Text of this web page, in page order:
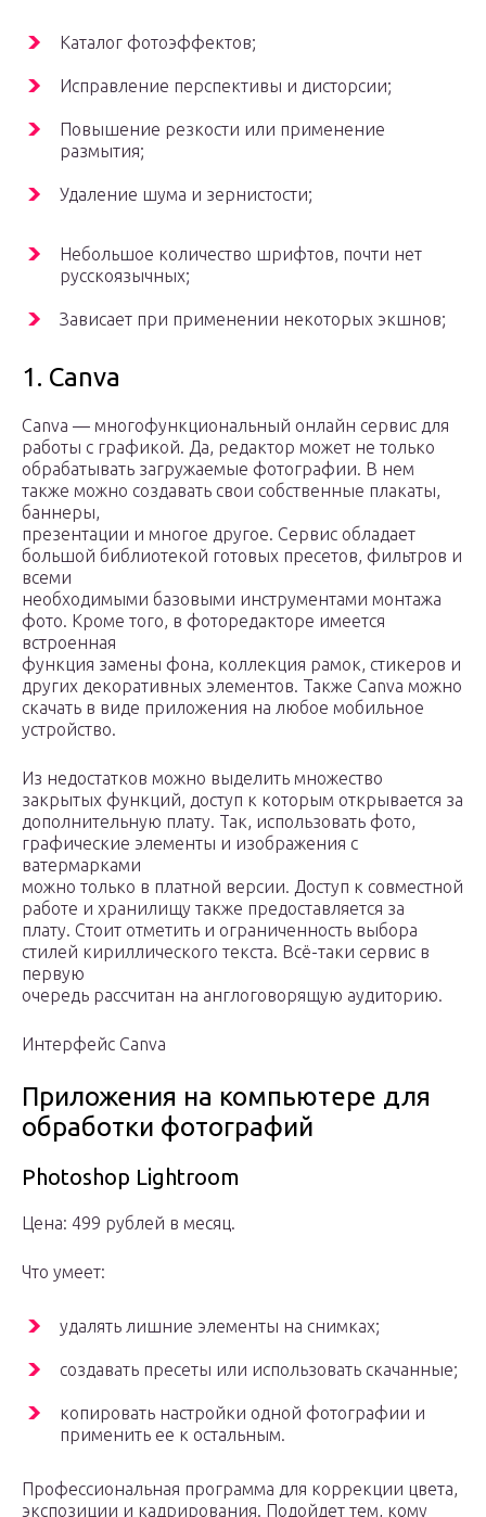
Каталог фотоэффектов;
Исправление перспективы и дисторсии;
Повышение резкости или применение
размытия;
Удаление шума и зернистости;
Небольшое количество шрифтов, почти нет
русскоязычных;
Зависает при применении некоторых экшнов;
1. Canva
Canva — многофункциональный онлайн сервис для
работы с графикой. Да, редактор может не только
обрабатывать загружаемые фотографии. В нем
также можно создавать свои собственные плакаты,
баннеры,
презентации и многое другое. Сервис обладает
большой библиотекой готовых пресетов, фильтров и
всеми
необходимыми базовыми инструментами монтажа
фото. Кроме того, в фоторедакторе имеется
встроенная
функция замены фона, коллекция рамок, стикеров и
других декоративных элементов. Также Canva можно
скачать в виде приложения на любое мобильное
устройство.
Из недостатков можно выделить множество
закрытых функций, доступ к которым открывается за
дополнительную плату. Так, использовать фото,
графические элементы и изображения с
ватермарками
можно только в платной версии. Доступ к совместной
работе и хранилищу также предоставляется за
плату. Стоит отметить и ограниченность выбора
стилей кириллического текста. Всё-таки сервис в
первую
очередь рассчитан на англоговорящую аудиторию.
Интерфейс Сanva
Приложения на компьютере для
обработки фотографий
Photoshop Lightroom
Цена: 499 рублей в месяц.
Что умеет:
удалять лишние элементы на снимках;
создавать пресеты или использовать скачанные;
копировать настройки одной фотографии и
применить ее к остальным.
Профессиональная программа для коррекции цвета,
экспозиции и кадрирования. Подойдет тем, кому